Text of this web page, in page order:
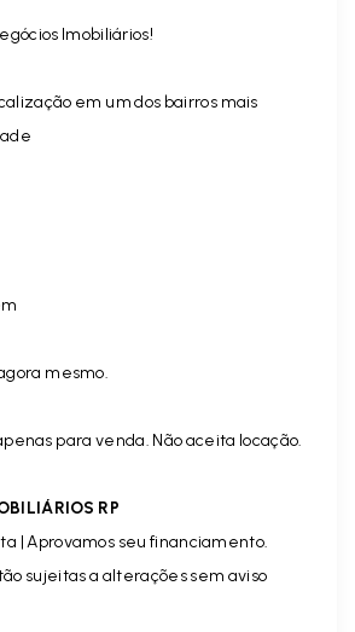
Imobiliários!
em um dos bairros mais
mesmo.
para venda. Não aceita locação.
RP
| Aprovamos seu financiamento.
sujeitas a alterações sem aviso